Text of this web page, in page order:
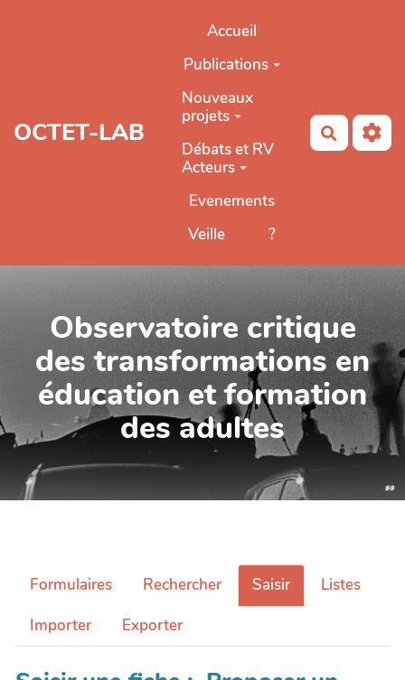
OCTET-LAB
Accueil
Publications
Nouveaux
projets
Débats et RV
Acteurs
Evenements
Veille
?
Observatoire critique
des transformations en
éducation et formation
des adultes
Formulaires Rechercher Saisir
Listes
Importer
Exporter